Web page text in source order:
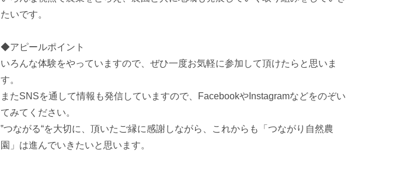
たいです。
◆アピールポイント
いろんな体験をやっていますので、ぜひ一度お気軽に参加して頂けたらと思いま
す。
またSNSを通して情報も発信していますので、FacebookやInstagramなどをのぞい
てみてください。
‟つながる“を大切に、頂いたご縁に感謝しながら、これからも「つながり自然農
園」は進んでいきたいと思います。